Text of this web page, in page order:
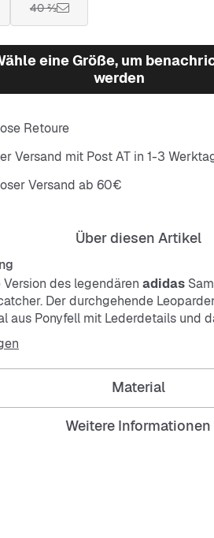
40 ⅔
eine Größe, um
werden
Retoure
Versand mit Post AT in 1-3
Versand ab 60€
Über diesen Artikel
Version des legendären adidas
Der durchgehende
aus Ponyfell mit Lederdetails und
auffälligen, energiegeladenen
in den 1950ern als
unseren Füßen wegzudenken.
Passform
Material
Weitere Informationen